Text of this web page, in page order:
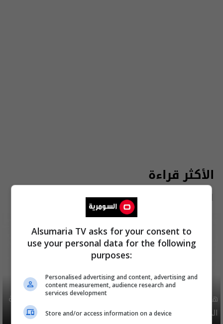
الأكثر قراءة
الآن 7 أيام شهر
هيئة الحج تصدر قرارا يخص "لم الشمل" وتعديل استمارة قرعة
الحج
Alsumaria TV asks for your consent to
use your personal data for the following
purposes:
Personalised advertising and content, advertising and
content measurement, audience research and
services development
Store and/or access information on a device